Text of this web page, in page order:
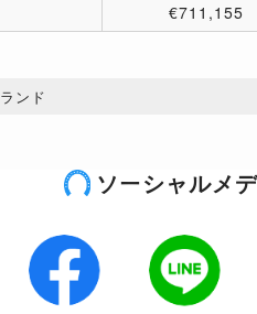
€711,155
ンド
ソーシャルメ